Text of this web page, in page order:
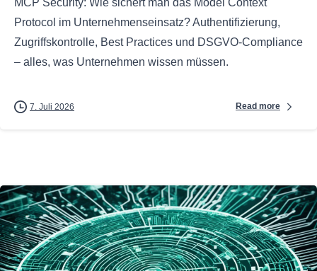
MCP Security: Wie sichert man das Model Context
Protocol im Unternehmenseinsatz? Authentifizierung,
Zugriffskontrolle, Best Practices und DSGVO-Compliance
– alles, was Unternehmen wissen müssen.
7. Juli 2026 Read more